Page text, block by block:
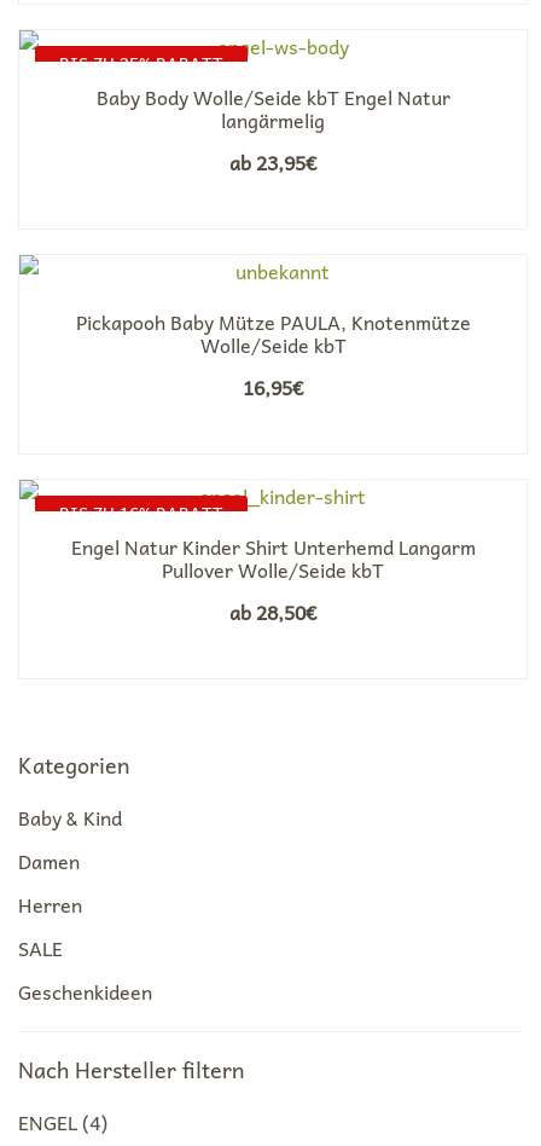
BIS ZU 25% RABATT
Baby Body Wolle/Seide kbT Engel Natur
langärmelig
ab23,95€
Pickapooh Baby Mütze PAULA, Knotenmütze
Wolle/Seide kbT
16,95€
BIS ZU 16% RABATT
Engel Natur Kinder Shirt Unterhemd Langarm
Pullover Wolle/Seide kbT
ab28,50€
Kategorien
Baby & Kind
Damen
Herren
SALE
Geschenkideen
Nach Hersteller filtern
ENGEL(4)